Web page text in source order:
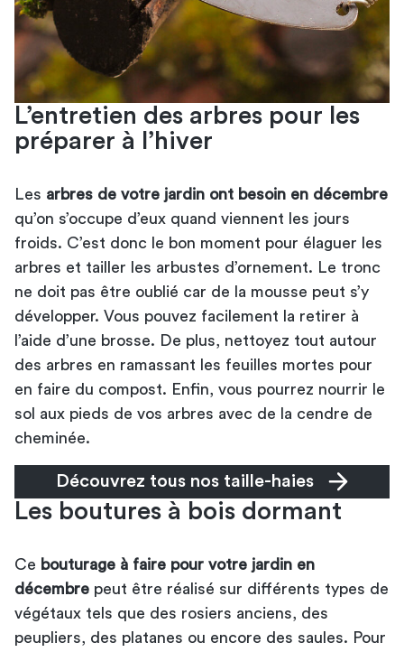
L’entretien des arbres pour les
préparer à l’hiver
Les arbres de votre jardin ont besoin en décembre
qu’on s’occupe d’eux quand viennent les jours
froids. C’est donc le bon moment pour élaguer les
arbres et tailler les arbustes d’ornement. Le tronc
ne doit pas être oublié car de la mousse peut s’y
développer. Vous pouvez facilement la retirer à
l’aide d’une brosse. De plus, nettoyez tout autour
des arbres en ramassant les feuilles mortes pour
en faire du compost. Enfin, vous pourrez nourrir le
sol aux pieds de vos arbres avec de la cendre de
cheminée.
Découvrez tous nos taille-haies
Les boutures à bois dormant
Ce bouturage à faire pour votre jardin en
décembre peut être réalisé sur différents types de
végétaux tels que des rosiers anciens, des
peupliers, des platanes ou encore des saules. Pour